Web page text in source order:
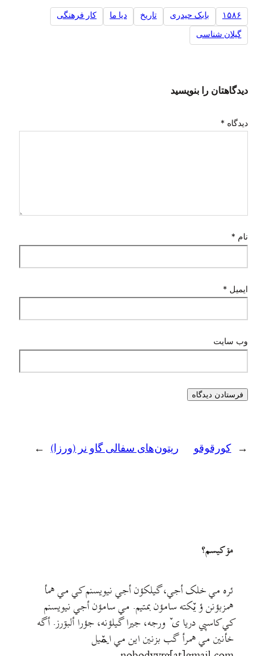
۱۵۸۶ بابک حیدری تاریخ ديا ما کار فرهنگی
گیلان شناسی
دیدگاهتان را بنویسید
دیدگاه *
نام *
ایمیل *
وب‌ سایت
← کورقوقو ریتون‌های سفالی گاو نر (ورزا) →
مۊ کيسم؟
ئره مي خلک أجي، گيلکؤن أجي نيويسنم کي مي همأ
همزبؤنن ؤ يٚکته سامؤن بمتيم. مي سامؤن أجي نيويسنم
کي کاسپي دريا ی ٚ ورجه، جيرا گيلؤنه، جؤرا ألبۊرز. أگه
خأنين مي همرأ گب بزنين اين مي ايمٚیل‌ ‌